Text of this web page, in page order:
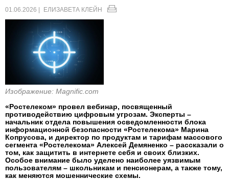
01.06.2026 | ЕЛИЗАВЕТА КЛЕЙН
Изображение: Magnific.com
«Ростелеком» провел вебинар, посвященный
противодействию цифровым угрозам. Эксперты –
начальник отдела повышения осведомленности блока
информационной безопасности «Ростелекома» Марина
Копрусова, и директор по продуктам и тарифам массового
сегмента «Ростелекома» Алексей Демяненко – рассказали о
том, как защитить в интернете себя и своих близких.
Особое внимание было уделено наиболее уязвимым
пользователям – школьникам и пенсионерам, а также тому,
как меняются мошеннические схемы.